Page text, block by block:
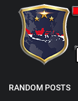
RANDOM POSTS